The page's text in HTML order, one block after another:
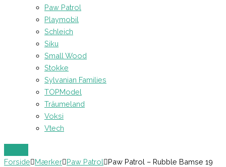
Paw Patrol
Playmobil
Schleich
Siku
Small Wood
Stokke
Sylvanian Families
TOPModel
Träumeland
Voksi
Vtech
Forside Mærker Paw Patrol
Paw Patrol – Rubble Bamse 19